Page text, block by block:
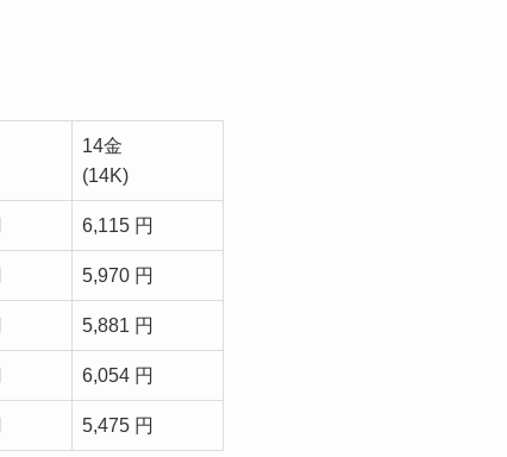
14金
(14K)
6,115 円
5,970 円
5,881 円
6,054 円
5,475 円